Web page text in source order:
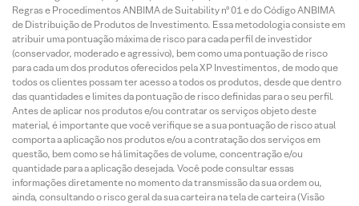
Regras e Procedimentos ANBIMA de Suitability nº 01 e do Código ANBIMA
de Distribuição de Produtos de Investimento. Essa metodologia consiste em
atribuir uma pontuação máxima de risco para cada perfil de investidor
(conservador, moderado e agressivo), bem como uma pontuação de risco
para cada um dos produtos oferecidos pela XP Investimentos, de modo que
todos os clientes possam ter acesso a todos os produtos, desde que dentro
das quantidades e limites da pontuação de risco definidas para o seu perfil.
Antes de aplicar nos produtos e/ou contratar os serviços objeto deste
material, é importante que você verifique se a sua pontuação de risco atual
comporta a aplicação nos produtos e/ou a contratação dos serviços em
questão, bem como se há limitações de volume, concentração e/ou
quantidade para a aplicação desejada. Você pode consultar essas
informações diretamente no momento da transmissão da sua ordem ou,
ainda, consultando o risco geral da sua carteira na tela de carteira (Visão